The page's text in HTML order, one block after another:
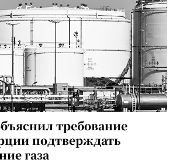
требование
подтверждать
газа